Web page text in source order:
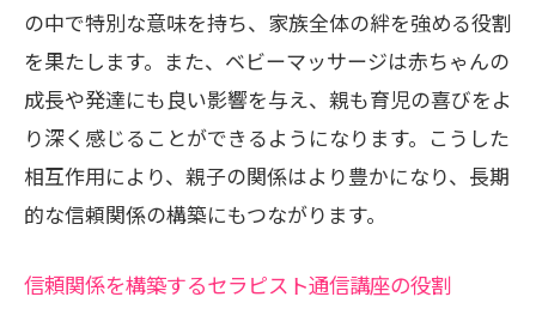
育児と両立しやすい学習スタイル
スキルアップに役立つセラピスト通信講
座の活用法
実践的なスキルを身につけるための時間
の使い方
仕事と育児を両立するための学習提案
の中で特別な意味を持ち、家族全体の絆を強める役割
を果たします。また、ベビーマッサージは赤ちゃんの
成長や発達にも良い影響を与え、親も育児の喜びをよ
り深く感じることができるようになります。こうした
相互作用により、親子の関係はより豊かになり、長期
的な信頼関係の構築にもつながります。
信頼関係を構築するセラピスト通信講座の役割